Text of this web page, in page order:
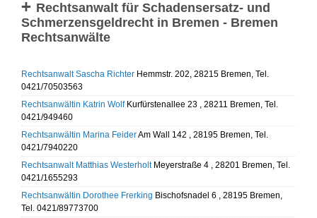
Rechtsanwalt für Schadensersatz- und
Schmerzensgeldrecht in Bremen - Bremen
Rechtsanwälte
Rechtsanwalt Sascha Richter Hemmstr. 202, 28215 Bremen, Tel.
0421/70503563
Rechtsanwältin Katrin WolfKurfürstenallee 23 , 28211 Bremen, Tel.
0421/949460
Rechtsanwältin Marina FeiderAm Wall 142 , 28195 Bremen, Tel.
0421/7940220
Rechtsanwalt Matthias WesterholtMeyerstraße 4 , 28201 Bremen, Tel.
0421/1655293
Rechtsanwältin Dorothee Frerking Bischofsnadel 6 , 28195 Bremen,
Tel. 0421/89773700